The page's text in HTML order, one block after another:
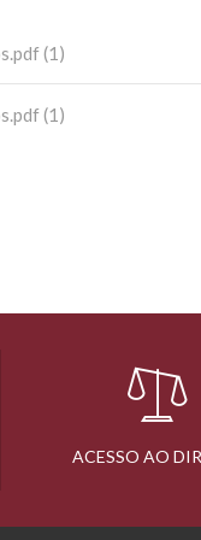
(1)
(1)
ACESSO AO